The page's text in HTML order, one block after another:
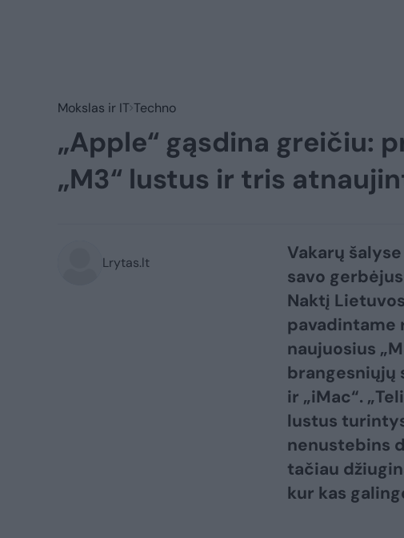
Mokslas ir IT Techno
„Apple“ gąsdina greičiu:
„M3“ lustus ir tris
Lrytas.lt
Vakarų
savo
Naktį
pavadintame
naujuosius
brangesniųjų
ir „iMac“.
lustus
nenustebins
tačiau
kur kas